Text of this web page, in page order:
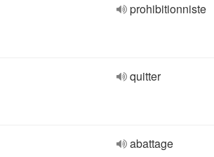
prohibitionniste
quitter
abattage